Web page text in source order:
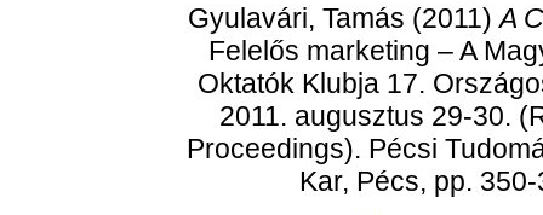
Gyulavári, Tamás (2011)A
Felelős marketing – A
Oktatók Klubja 17.
2011. augusztus 29-30.
Proceedings). Pécsi
Kar, Pécs, pp.